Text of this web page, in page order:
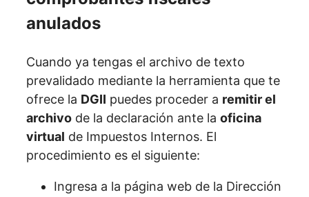
anulados
Cuando ya tengas el archivo de texto
prevalidado mediante la herramienta que te
ofrece la DGII puedes proceder a remitir el
archivo de la declaración ante la oficina
virtual de Impuestos Internos. El
procedimiento es el siguiente:
Ingresa a la página web de la Dirección